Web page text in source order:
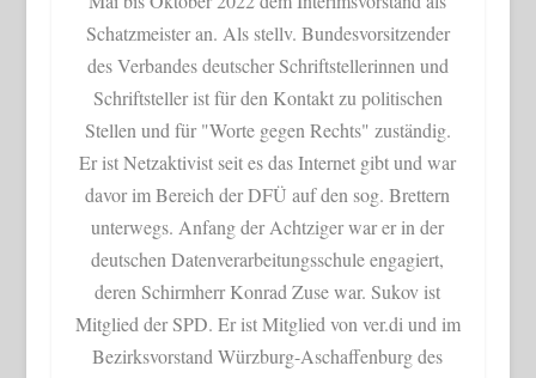
Schatzmeister an. Als stellv. Bundesvorsitzender
des Verbandes deutscher Schriftstellerinnen und
Schriftsteller ist für den Kontakt zu politischen
Stellen und für "Worte gegen Rechts" zuständig.
Er ist Netzaktivist seit es das Internet gibt und war
davor im Bereich der DFÜ auf den sog. Brettern
unterwegs. Anfang der Achtziger war er in der
deutschen Datenverarbeitungsschule engagiert,
deren Schirmherr Konrad Zuse war. Sukov ist
Mitglied der SPD. Er ist Mitglied von ver.di und im
Bezirksvorstand Würzburg-Aschaffenburg des